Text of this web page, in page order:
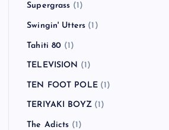
Supergrass (1)
Swingin' Utters (1)
Tahiti 80 (1)
TELEVISION (1)
TEN FOOT POLE(1)
TERIYAKI BOYZ(1)
The Adicts (1)